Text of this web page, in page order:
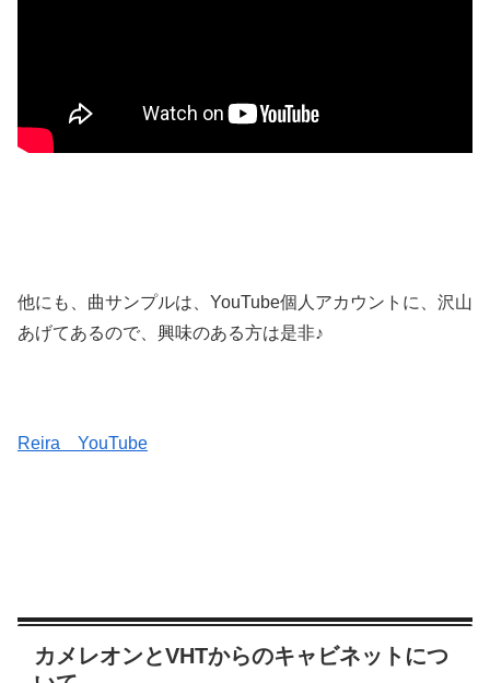
他にも、曲サンプルは、YouTube個人アカウントに、沢山
あげてあるので、興味のある方は是非♪
Reira YouTube
カメレオンとVHTからのキャビネットにつ